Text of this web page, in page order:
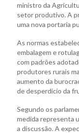
ministro da
setor produtivo. A
uma nova portaria
As normas
embalagem e
com padrões
produtores rurais
aumento da
de desperdício da
Segundo os
medida representa
a discussão. A